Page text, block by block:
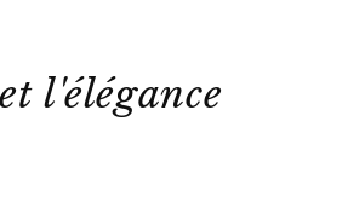
l'élégance